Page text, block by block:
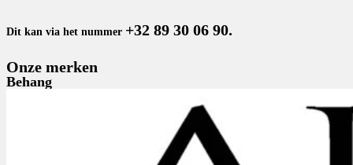
Dit kan via het nummer +32 89 30 06 90.
Onze merken
Behang